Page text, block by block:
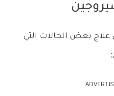
علاج بعض الحالات التي